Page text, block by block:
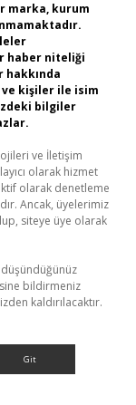
marka, kurum
haber niteliği
hakkında
ve kişiler ile isim
bilgiler
ve İletişim
olarak hizmet
olarak denetleme
Ancak, üyelerimiz
siteye üye olarak
bildirmeniz
kaldırılacaktır.